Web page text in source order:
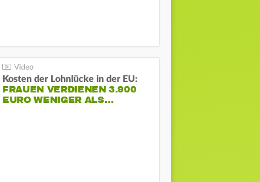
Kosten der Lohnlücke in der EU:
FRAUEN VERDIENEN 3.900
EURO WENIGER ALS…